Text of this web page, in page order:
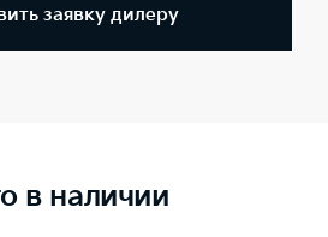
заявку дилеру
в наличии